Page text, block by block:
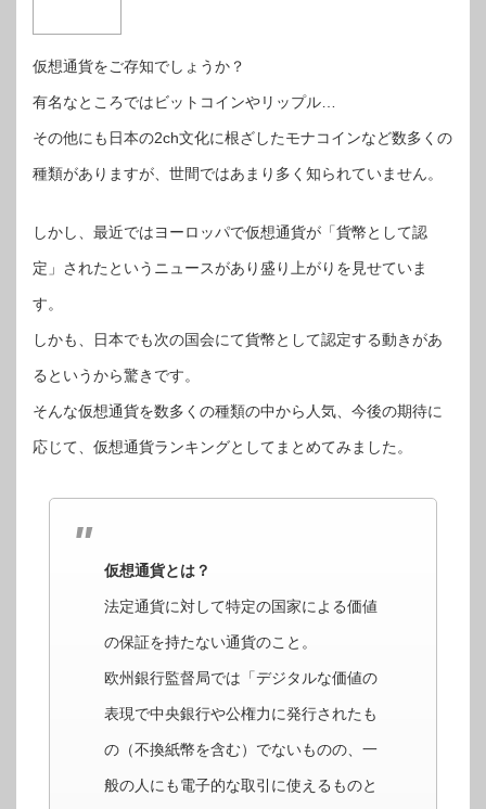
仮想通貨をご存知でしょうか？
有名なところではビットコインやリップル…
その他にも日本の2ch文化に根ざしたモナコインなど数多くの
種類がありますが、世間ではあまり多く知られていません。
しかし、最近ではヨーロッパで仮想通貨が「貨幣として認
定」されたというニュースがあり盛り上がりを見せていま
す。
しかも、日本でも次の国会にて貨幣として認定する動きがあ
るというから驚きです。
そんな仮想通貨を数多くの種類の中から人気、今後の期待に
応じて、仮想通貨ランキングとしてまとめてみました。
仮想通貨とは？
法定通貨に対して特定の国家による価値
の保証を持たない通貨のこと。
欧州銀行監督局では「デジタルな価値の
表現で中央銀行や公権力に発行されたも
の（不換紙幣を含む）でないものの、一
般の人にも電子的な取引に使えるものと